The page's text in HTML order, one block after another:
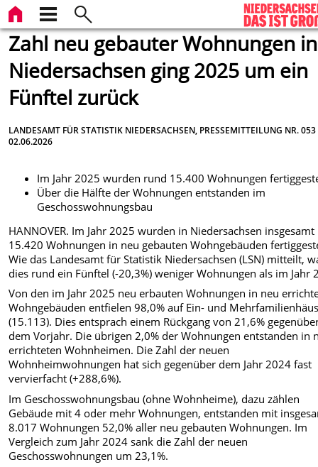
Zahl neu gebauter Wohnungen in
Niedersachsen ging 2025 um ein
Fünftel zurück
LANDESAMT FÜR STATISTIK NIEDERSACHSEN, PRESSEMITTEILUNG NR.
02.06.2026
Im Jahr 2025 wurden rund 15.400 Wohnungen
Über die Hälfte der Wohnungen entstanden im
Geschosswohnungsbau
HANNOVER. Im Jahr 2025 wurden in Niedersachsen insgesamt
15.420 Wohnungen in neu gebauten Wohngebäuden
Wie das Landesamt für Statistik Niedersachsen (LSN) mitteilt,
dies rund ein Fünftel (-20,3%) weniger Wohnungen als im Jahr
Von den im Jahr 2025 neu erbauten Wohnungen in neu
Wohngebäuden entfielen 98,0% auf Ein- und
(15.113). Dies entsprach einem Rückgang von 21,6%
dem Vorjahr. Die übrigen 2,0% der Wohnungen entstanden in
errichteten Wohnheimen. Die Zahl der neuen
Wohnheimwohnungen hat sich gegenüber dem Jahr 2024 fast
vervierfacht (+288,6%).
Im Geschosswohnungsbau (ohne Wohnheime), dazu zählen
Gebäude mit 4 oder mehr Wohnungen, entstanden mit
8.017 Wohnungen 52,0% aller neu gebauten Wohnungen. Im
Vergleich zum Jahr 2024 sank die Zahl der neuen
Geschosswohnungen um 23,1%.